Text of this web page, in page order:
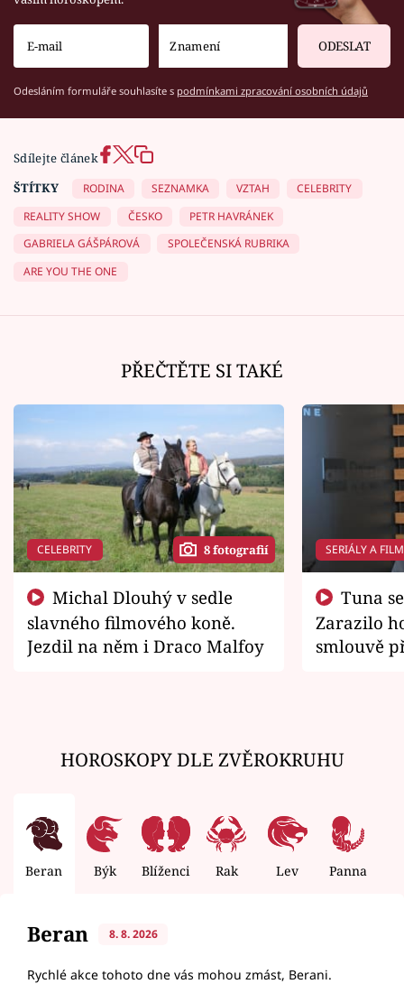
ODESLAT
Odesláním formuláře souhlasíte s podmínkami zpracování osobních údajů
Sdílejte článek
ŠTÍTKY
RODINA SEZNAMKA VZTAH
CELEBRITY
REALITY SHOW
ČESKO
PETR HAVRÁNEK
GABRIELA GÁŠPÁROVÁ
SPOLEČENSKÁ RUBRIKA
ARE YOU THE ONE
PŘEČTĚTE SI TAKÉ
CELEBRITY 8 fotografií
slavného filmového koně.
Jezdil na něm i Draco Malfoy
SERIÁLY A
Zarazilo
smlouvě
HOROSKOPY DLE ZVĚROKRUHU
Beran Býk Blíženci Rak Lev Panna
Beran 8. 8. 2026
Rychlé akce tohoto dne vás mohou zmást, Berani.